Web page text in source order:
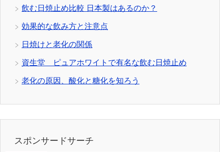
飲む日焼止め比較 日本製はあるのか？
効果的な飲み方と注意点
日焼けと老化の関係
資生堂 ピュアホワイトで有名な飲む日焼止め
老化の原因、酸化と糖化を知ろう
スポンサードサーチ